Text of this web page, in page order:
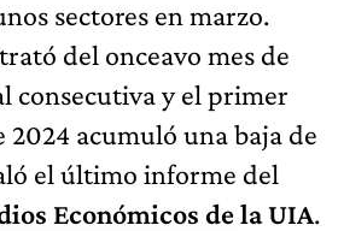
sectores en marzo.
del onceavo mes de
consecutiva y el primer
2024 acumuló una baja de
el último informe del
Económicos de la UIA.